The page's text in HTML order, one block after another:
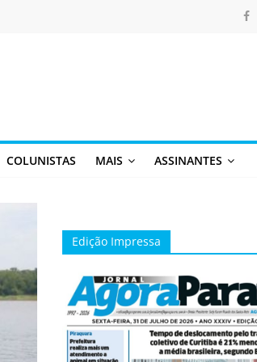
COLUNISTAS MAIS ASSINANTES
Edição Impressa